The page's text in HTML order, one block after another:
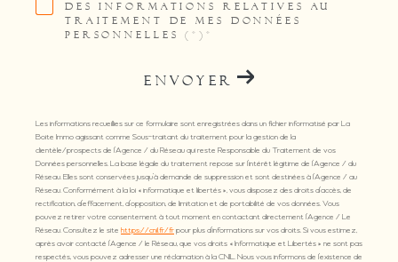
DES INFORMATIONS RELATIVES AU
TRAITEMENT DE MES DONNÉES
PERSONNELLES (*)*
ENVOYER
Les informations recueillies sur ce formulaire sont enregistrées dans un fichier informatisé par La
Boite Immo agissant comme Sous-traitant du traitement pour la gestion de la
clientèle/prospects de l'Agence / du Réseau qui reste Responsable du Traitement de vos
Données personnelles. La base légale du traitement repose sur l'intérêt légitime de l'Agence / du
Réseau. Elles sont conservées jusqu'à demande de suppression et sont destinées à l'Agence / au
Réseau. Conformément à la loi « informatique et libertés », vous disposez des droits d’accès, de
rectification, d’effacement, d’opposition, de limitation et de portabilité de vos données. Vous
pouvez retirer votre consentement à tout moment en contactant directement l’Agence / Le
Réseau. Consultez le site https://cnil.fr/frpour plus d’informations sur vos droits. Si vous estimez,
après avoir contacté l'Agence / le Réseau, que vos droits « Informatique et Libertés » ne sont pas
respectés, vous pouvez adresser une réclamation à la CNIL. Nous vous informons de l’existence de